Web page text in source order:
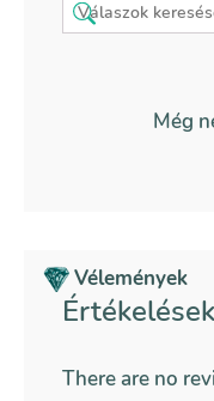
Még
Vélemények
Értékelések
There are no